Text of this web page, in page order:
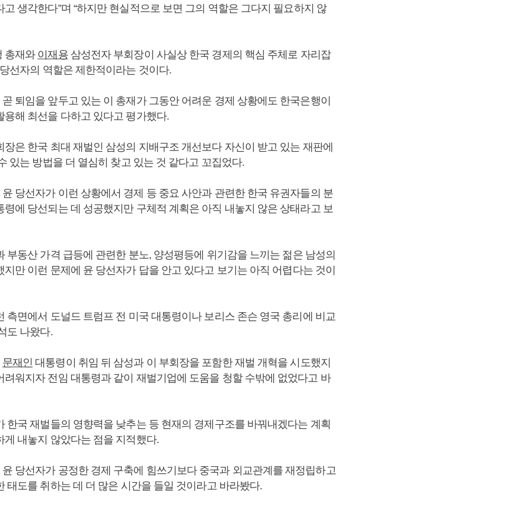
고 생각한다”며 “하지만 현실적으로 보면 그의 역할은 그다지 필요하지 않
총재와 이재용삼성전자 부회장이 사실상 한국 경제의 핵심 주체로 자리잡
선자의 역할은 제한적이라는 것이다.
퇴임을 앞두고 있는 이 총재가 그동안 어려운 경제 상황에도 한국은행이
용해 최선을 다하고 있다고 평가했다.
은 한국 최대 재벌인 삼성의 지배구조 개선보다 자신이 받고 있는 재판에
있는 방법을 더 열심히 찾고 있는 것 같다고 꼬집었다.
당선자가 이런 상황에서 경제 등 중요 사안과 관련한 한국 유권자들의 분
령에 당선되는 데 성공했지만 구체적 계획은 아직 내놓지 않은 상태라고 보
부동산 가격 급등에 관련한 분노, 양성평등에 위기감을 느끼는 젊은 남성의
지만 이런 문제에 윤 당선자가 답을 안고 있다고 보기는 아직 어렵다는 것이
측면에서 도널드 트럼프 전 미국 대통령이나 보리스 존슨 영국 총리에 비교
도 나왔다.
문재인 대통령이 취임 뒤 삼성과 이 부회장을 포함한 재벌 개혁을 시도했지
려워지자 전임 대통령과 같이 재벌기업에 도움을 청할 수밖에 없었다고 바
한국 재벌들의 영향력을 낮추는 등 현재의 경제구조를 바꿔내겠다는 계획
게 내놓지 않았다는 점을 지적했다.
당선자가 공정한 경제 구축에 힘쓰기보다 중국과 외교관계를 재정립하고
태도를 취하는 데 더 많은 시간을 들일 것이라고 바라봤다.